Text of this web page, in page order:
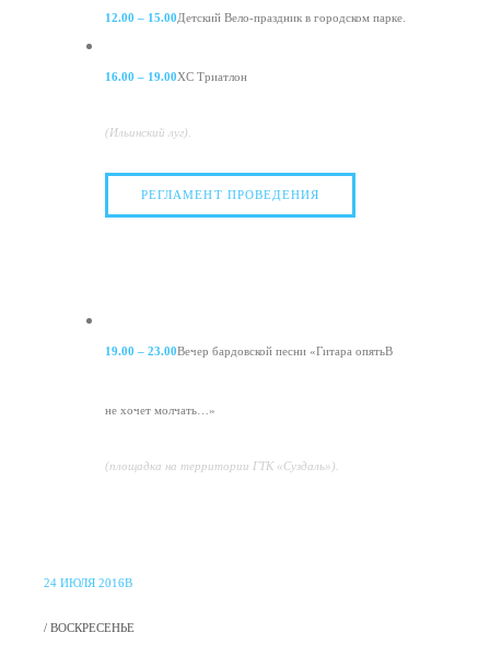
12.00 – 15.00Детский Вело-праздник в городском парке.
16.00 – 19.00XC Триатлон
(Ильинский луг).
РЕГЛАМЕНТ ПРОВЕДЕНИЯ
19.00 – 23.00Вечер бардовской песни «Гитара опятьВ
не хочет молчать…»
(площадка на территории ГТК «Суздаль»).
24 ИЮЛЯ 2016В
/ ВОСКРЕСЕНЬЕ